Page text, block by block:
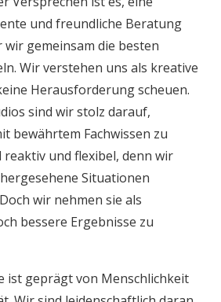
und freundliche Beratung
gemeinsam die besten
Wir verstehen uns als kreative
Herausforderung scheuen.
sind wir stolz darauf,
bewährtem Fachwissen zu
reaktiv und flexibel, denn wir
Situationen
wir nehmen sie als
bessere Ergebnisse zu
ist geprägt von Menschlichkeit